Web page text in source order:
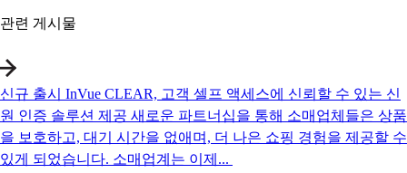
관련 게시물
신규 출시 InVue CLEAR, 고객 셀프 액세스에 신뢰할 수 있는 신
원 인증 솔루션 제공 새로운 파트너십을 통해 소매업체들은 상품
을 보호하고, 대기 시간을 없애며, 더 나은 쇼핑 경험을 제공할 수
있게 되었습니다. 소매업계는 이제...